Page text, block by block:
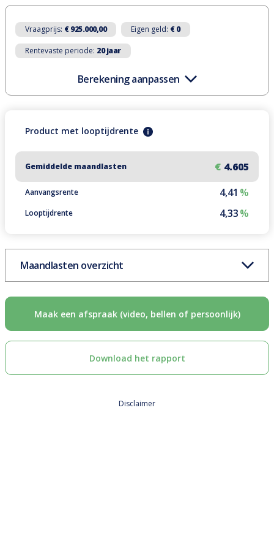
Vraagprijs: € 925.000,00 Eigen geld: € 0
Rentevaste periode: 20 jaar
Berekening aanpassen
Product met looptijdrente
€ 4.605
Gemiddelde maandlasten
4,41 %
Aanvangsrente
4,33%
Looptijdrente
Maandlasten overzicht
Download het rapport
Maak een afspraak (video, bellen of persoonlijk)
Disclaimer